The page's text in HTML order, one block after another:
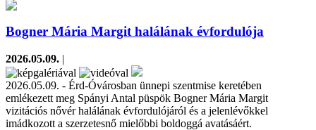
Bogner Mária Margit halálának évfordulója
2026.05.09. |
2026.05.09. - Érd-Óvárosban ünnepi szentmise keretében
emlékezett meg Spányi Antal püspök Bogner Mária Margit
vizitációs nővér halálának évfordulójáról és a jelenlévőkkel
imádkozott a szerzetesnő mielőbbi boldoggá avatásáért.